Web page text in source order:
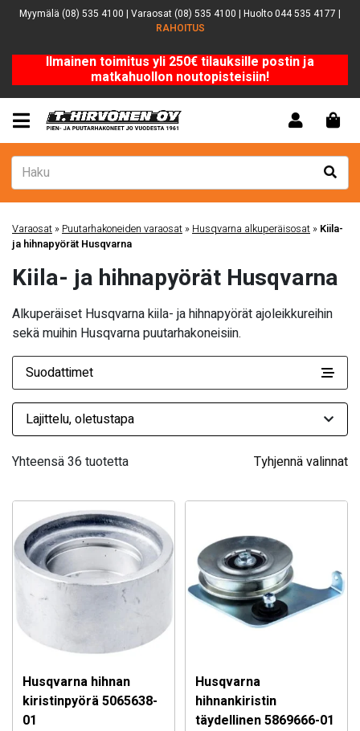
Myymälä (08) 535 4100 | Varaosat (08) 535 4100 | Huolto 044 535 4177 |
RAHOITUS
Ilmainen toimitus yli 250€ tilauksille postin ja
matkahuollon noutopisteisiin!
Varaosat » Puutarhakoneiden varaosat » Husqvarna alkuperäisosat » Kiila-
ja hihnapyörät Husqvarna
Kiila- ja hihnapyörät Husqvarna
Alkuperäiset Husqvarna kiila- ja hihnapyörät ajoleikkureihin
sekä muihin Husqvarna puutarhakoneisiin.
Suodattimet
Yhteensä 36 tuotetta Tyhjennä valinnat
Husqvarna hihnan
kiristinpyörä 5065638-
01
Husqvarna
hihnankiristin
täydellinen 5869666-01